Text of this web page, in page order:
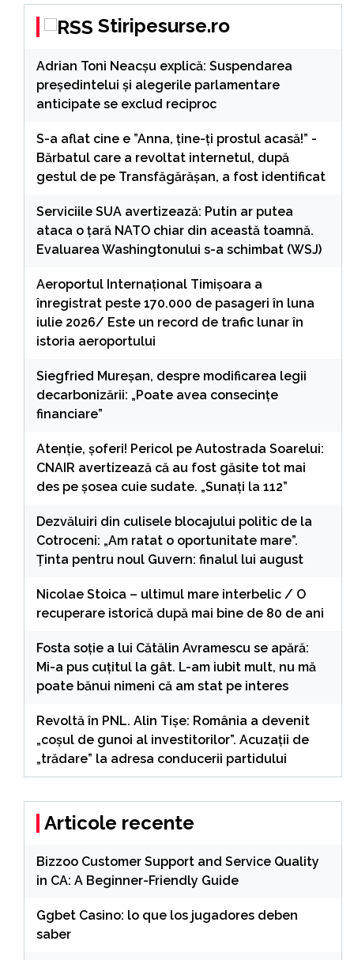
Stiripesurse.ro
Adrian Toni Neacșu explică: Suspendarea
președintelui și alegerile parlamentare
anticipate se exclud reciproc
S-a aflat cine e ”Anna, ţine-ţi prostul acasă!” -
Bărbatul care a revoltat internetul, după
gestul de pe Transfăgărășan, a fost identificat
Serviciile SUA avertizează: Putin ar putea
ataca o țară NATO chiar din această toamnă.
Evaluarea Washingtonului s-a schimbat (WSJ)
Aeroportul Internaţional Timişoara a
înregistrat peste 170.000 de pasageri în luna
iulie 2026/ Este un record de trafic lunar în
istoria aeroportului
Siegfried Mureșan, despre modificarea legii
decarbonizării: „Poate avea consecințe
financiare”
Atenție, șoferi! Pericol pe Autostrada Soarelui:
CNAIR avertizează că au fost găsite tot mai
des pe șosea cuie sudate. „Sunați la 112”
Dezvăluiri din culisele blocajului politic de la
Cotroceni: „Am ratat o oportunitate mare”.
Ținta pentru noul Guvern: finalul lui august
Nicolae Stoica – ultimul mare interbelic / O
recuperare istorică după mai bine de 80 de ani
Fosta soție a lui Cătălin Avramescu se apără:
Mi-a pus cuțitul la gât. L-am iubit mult, nu mă
poate bănui nimeni că am stat pe interes
Revoltă în PNL. Alin Tișe: România a devenit
„coșul de gunoi al investitorilor”. Acuzații de
„trădare” la adresa conducerii partidului
Articole recente
Bizzoo Customer Support and Service Quality
in CA: A Beginner-Friendly Guide
Ggbet Casino: lo que los jugadores deben
saber